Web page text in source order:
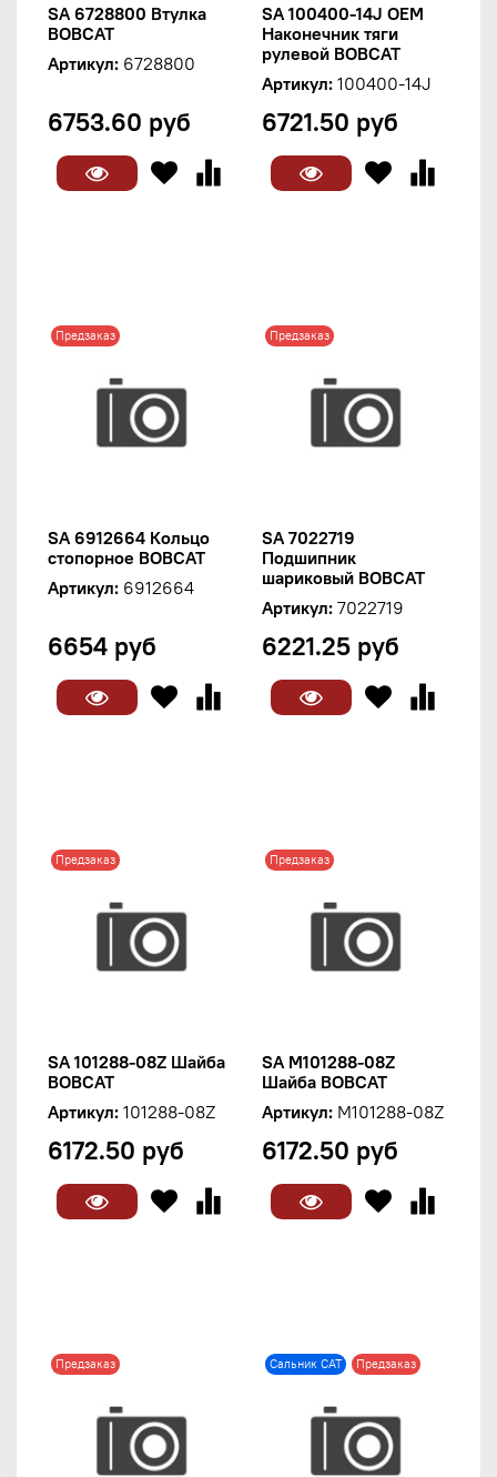
SA 6728800 Втулка
BOBCAT
Артикул: 6728800
6753.60 руб
SA 100400-14J OEM
Наконечник тяги
рулевой BOBCAT
Артикул: 100400-14J
6721.50 руб
Предзаказ
SA 6912664 Кольцо
стопорное BOBCAT
Артикул: 6912664
6654 руб
Предзаказ
SA 7022719
Подшипник
шариковый BOBCAT
Артикул: 7022719
6221.25 руб
Предзаказ
SA 101288-08Z Шайба
BOBCAT
Артикул: 101288-08Z
6172.50 руб
Предзаказ
SA M101288-08Z
Шайба BOBCAT
Артикул: M101288-08Z
6172.50 руб
Предзаказ Сальник CAT Предзаказ